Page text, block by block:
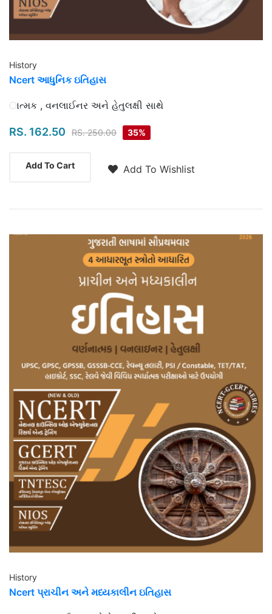
History
Ncert આધુનિક ઇતિહાસ
Highlights
ાત્મક , વનલાઈનર અને હેતુલક્ષી સાથે
RS. 162.50 RS. 250.00 35%
Add To Cart Add To Wishlist
History
Ncert પ્રાચીન અને મધ્યકાલીન ઇતિહાસ